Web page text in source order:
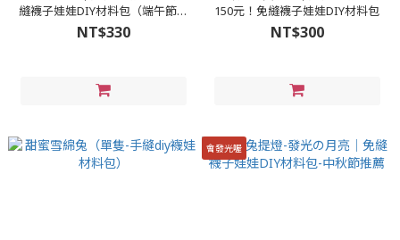
縫襪子娃娃DIY材料包（端午節加
香氛精油變香包）
NT$330
150元！免縫襪子娃娃DIY材料包
NT$300
會發光喔